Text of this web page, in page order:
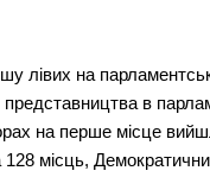
лівих на
в
на перше місце
місць,